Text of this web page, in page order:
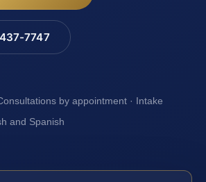
7747
by appointment · Intake
and Spanish